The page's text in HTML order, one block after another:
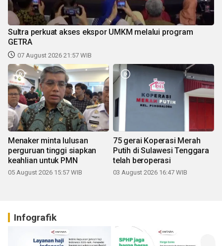
Sultra perkuat akses ekspor UMKM melalui program
GETRA
07 August 2026 21:57 WIB
Menaker minta lulusan
perguruan tinggi siapkan
keahlian untuk PMN
05 August 2026 15:57 WIB
75 gerai Koperasi Merah
Putih di Sulawesi Tenggara
telah beroperasi
03 August 2026 16:47 WIB
Infografik